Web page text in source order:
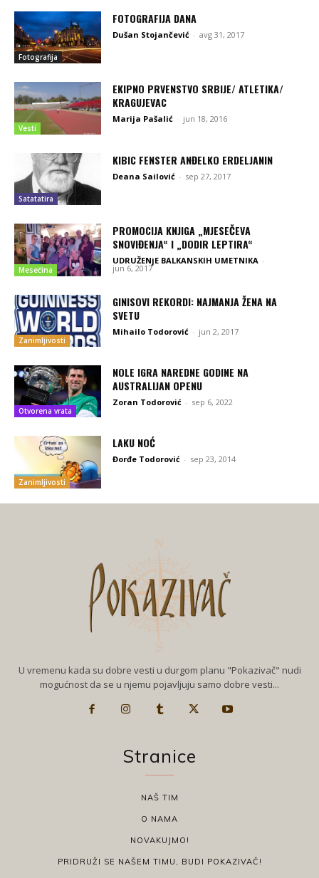
Fotografija
FOTOGRAFIJA DANA
Dušan Stojančević - avg 31, 2017
Vesti
EKIPNO PRVENSTVO SRBIJE/ ATLETIKA/
KRAGUJEVAC
Marija Pašalić - jun 18, 2016
Satatatira
KIBIC FENSTER ANĐELKO ERDELJANIN
Deana Sailović - sep 27, 2017
Mesečina
PROMOCIJA KNJIGA „MJESEČEVA
SNOVIĐENJA“ I „DODIR LEPTIRA“
UDRUŽENjE BALKANSKIH UMETNIKA -
jun 6, 2017
Zanimljivosti
GINISOVI REKORDI: NAJMANJA ŽENA NA
SVETU
Mihailo Todorović - jun 2, 2017
Otvorena vrata
NOLE IGRA NAREDNE GODINE NA
AUSTRALIJAN OPENU
Zoran Todorović - sep 6, 2022
Zanimljivosti
LAKU NOĆ
Đorđe Todorović - sep 23, 2014
U vremenu kada su dobre vesti u durgom planu "Pokazivač" nudi
mogućnost da se u njemu pojavljuju samo dobre vesti...
Stranice
NAŠ TIM
O NAMA
NOVAKUJMO!
PRIDRUŽI SE NAŠEM TIMU, BUDI POKAZIVAČ!